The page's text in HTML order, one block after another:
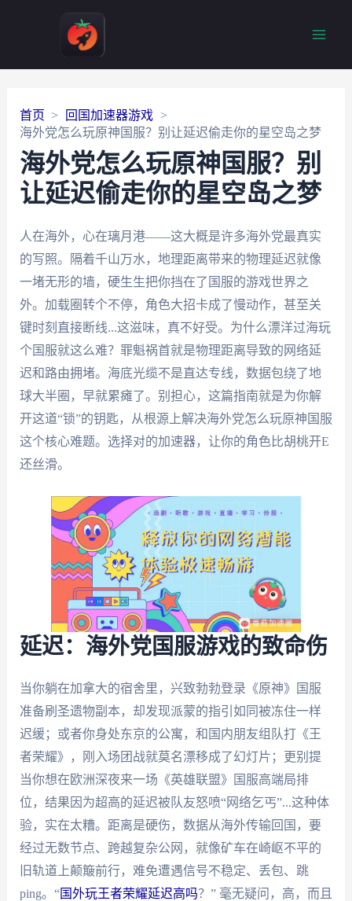
首页
回国加速器游戏
海外党怎么玩原神国服？别让延迟偷走你的星空岛之梦
海外党怎么玩原神国服？别
让延迟偷走你的星空岛之梦
人在海外，心在璃月港——这大概是许多海外党最真实
的写照。隔着千山万水，地理距离带来的物理延迟就像
一堵无形的墙，硬生生把你挡在了国服的游戏世界之
外。加载圈转个不停，角色大招卡成了慢动作，甚至关
键时刻直接断线...这滋味，真不好受。为什么漂洋过海玩
个国服就这么难？罪魁祸首就是物理距离导致的网络延
迟和路由拥堵。海底光缆不是直达专线，数据包绕了地
球大半圈，早就累瘫了。别担心，这篇指南就是为你解
开这道“锁”的钥匙，从根源上解决海外党怎么玩原神国服
这个核心难题。选择对的加速器，让你的角色比胡桃开E
还丝滑。
延迟：海外党国服游戏的致命伤
当你躺在加拿大的宿舍里，兴致勃勃登录《原神》国服
准备刷圣遗物副本，却发现派蒙的指引如同被冻住一样
迟缓；或者你身处东京的公寓，和国内朋友组队打《王
者荣耀》，刚入场团战就莫名漂移成了幻灯片；更别提
当你想在欧洲深夜来一场《英雄联盟》国服高端局排
位，结果因为超高的延迟被队友怒喷“网络乞丐”...这种体
验，实在太糟。距离是硬伤，数据从海外传输回国，要
经过无数节点、跨越复杂公网，就像矿车在崎岖不平的
旧轨道上颠簸前行，难免遭遇信号不稳定、丢包、跳
ping。“国外玩王者荣耀延迟高吗？” 毫无疑问，高，而且